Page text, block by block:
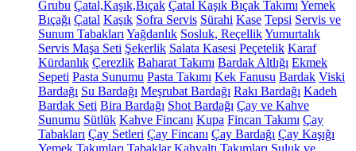
Grubu Çatal,Kaşık,Bıçak Çatal Kaşık Bıçak Takımı Yemek
Bıçağı Çatal Kaşık Sofra Servis Sürahi Kase Tepsi Servis ve
Sunum Tabakları Yağdanlık Sosluk, ReçellikYumurtalık
Servis Maşa Seti Şekerlik Salata Kasesi Peçetelik Karaf
Kürdanlık Çerezlik Baharat Takımı Bardak Altlığı Ekmek
Sepeti Pasta Sunumu Pasta Takımı Kek Fanusu Bardak Viski
Bardağı Su Bardağı Meşrubat Bardağı Rakı Bardağı Kadeh
Bardak Seti Bira Bardağı Shot Bardağı Çay ve Kahve
Sunumu Sütlük Kahve Fincanı Kupa Fincan Takımı Çay
Tabakları Çay Setleri Çay Fincanı Çay Bardağı Çay Kaşığı
Yemek Takımları Tabaklar Kahvaltı Takımları Suluk ve